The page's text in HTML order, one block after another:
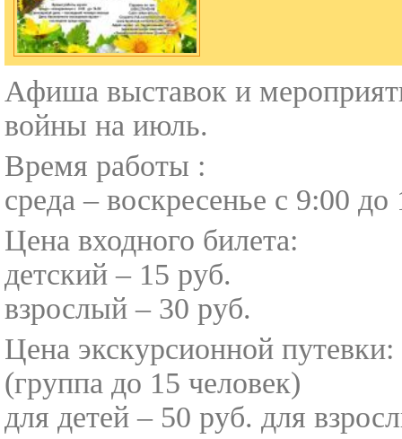
Афиша выставок и
войны на июль.
Время работы :
среда – воскресенье с 9:00
Цена входного билета:
детский – 15 руб.
взрослый – 30 руб.
Цена экскурсионной путевки:
(группа до 15 человек)
для детей – 50 руб. для